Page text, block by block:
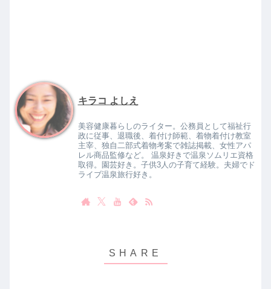
キラコ よしえ
美容健康暮らしのライター。公務員として福祉行
政に従事、退職後、着付け師範、着物着付け教室
主宰、独自二部式着物考案で雑誌掲載、女性アパ
レル商品監修など。 温泉好きで温泉ソムリエ資格
取得。園芸好き。子供3人の子育て経験。夫婦でド
ライブ温泉旅行好き。